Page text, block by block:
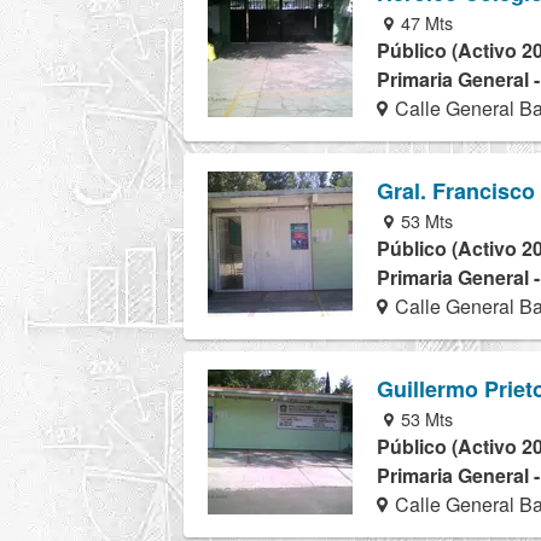
47 Mts
Público (Activo
Primaria General
Calle General
Gral.
53 Mts
Público (Activo
Primaria General
Calle General
Guillermo
53 Mts
Público (Activo
Primaria General
Calle General